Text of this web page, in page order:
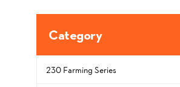
Category
230 Farming Series